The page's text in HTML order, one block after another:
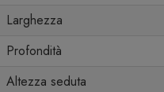
Larghezza
Profondità
Altezza seduta